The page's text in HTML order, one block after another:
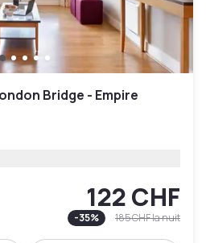
Bridge - Empire
122 CHF
-35% 185 CHFla nuit